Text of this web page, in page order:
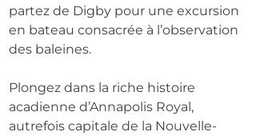
partez de Digby pour une excursion
en bateau consacrée à l’observation
des baleines.
Plongez dans la riche histoire
acadienne d’Annapolis Royal,
autrefois capitale de la Nouvelle-